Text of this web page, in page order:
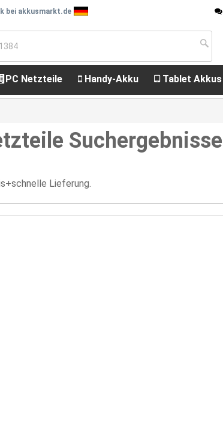
bei akkusmarkt.de
PC Netzteile Handy-Akku Tablet Akkus
Suchergebnisse
Lieferung.